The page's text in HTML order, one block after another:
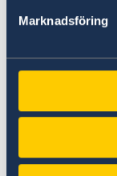
Marknadsföring
och
Ifylld
namn)